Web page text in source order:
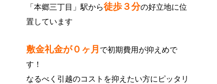
「本郷三丁目」駅から徒歩３分の好立地に位
置しています
敷金礼金が０ヶ月 で初期費用が抑えめで
す！
なるべく引越のコストを抑えたい方にピッタリ